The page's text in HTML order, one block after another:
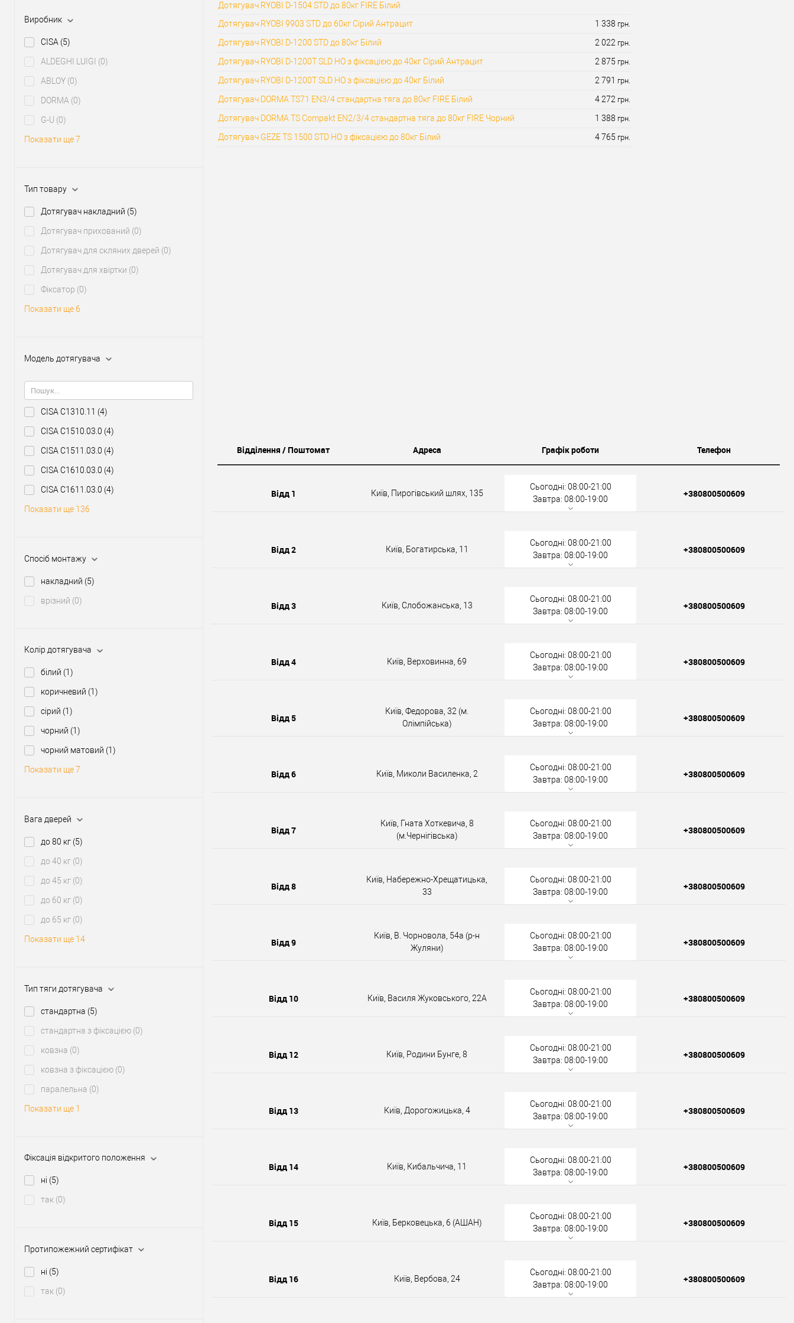
Виробник
CISA (5)
ALDEGHI LUIGI (0)
ABLOY (0)
DORMA (0)
G-U (0)
Показати ще 7
Тип товару
Дотягувач накладний (5)
Дотягувач прихований (0)
Дотягувач для скляних дверей (0)
Дотягувач для хвіртки (0)
Фіксатор (0)
Показати ще 6
Модель дотягувача
CISA C1310.11 (4)
CISA C1510.03.0 (4)
CISA C1511.03.0 (4)
CISA C1610.03.0 (4)
CISA C1611.03.0 (4)
Показати ще 136
Спосіб монтажу
накладний (5)
врізний (0)
Колір дотягувача
білий (1)
коричневий (1)
сірий (1)
чорний (1)
чорний матовий (1)
Показати ще 7
Вага дверей
до 80 кг (5)
до 40 кг (0)
до 45 кг (0)
до 60 кг (0)
до 65 кг (0)
Показати ще 14
Тип тяги дотягувача
стандартна (5)
стандартна з фіксацією (0)
ковзна (0)
ковзна з фіксацією (0)
паралельна (0)
Показати ще 1
Фіксація відкритого положення
ні (5)
так (0)
Протипожежний сертифікат
ні (5)
так (0)
Тип товару
накладний
Країна виробник
Італія
дотягувача
CISA 60470.03.0
Колір дотягувача
коричневий
Дотягувач RYOBI D-1504 STD до 80кг FIRE Білий
Дотягувач RYOBI 9903 STD до 60кг Сірий Антрацит
1 338 грн.
Дотягувач RYOBI D-1200 STD до 80кг Білий 2 022 грн.
Дотягувач RYOBI D-1200T SLD HO з фіксацією до 40кг Сірий Антрацит 2 875 грн.
Дотягувач RYOBI D-1200T SLD HO з фіксацією до 40кг Білий 2 791 грн.
Дотягувач DORMA TS71 EN3/4 стандартна тяга до 80кг FIRE Білий 4 272 грн.
Дотягувач DORMA TS Compakt EN2/3/4 стандартна тяга до 80кг FIRE Чорний 1 388 грн.
Дотягувач GEZE TS 1500 STD HO з фіксацією до 80кг Білий 4 765 грн.
Відділення / Поштомат Адреса Графік роботи Телефон
Відд 1 Київ, Пирогівський шлях, 135
Сьогодні: 08:00-21:00
Завтра: 08:00-19:00
+380800500609
Відд 2 Київ, Богатирська, 11
Сьогодні: 08:00-21:00
Завтра: 08:00-19:00
+380800500609
Відд 3 Київ, Слобожанська, 13
Сьогодні: 08:00-21:00
Завтра: 08:00-19:00
+380800500609
Відд 4 Київ, Верховинна, 69
Сьогодні: 08:00-21:00
Завтра: 08:00-19:00
+380800500609
Відд 5
Київ, Федорова, 32 (м.
Олімпійська)
Сьогодні: 08:00-21:00
Завтра: 08:00-19:00
+380800500609
Відд 6 Київ, Миколи Василенка, 2
Сьогодні: 08:00-21:00
Завтра: 08:00-19:00
+380800500609
Відд 7
Київ, Гната Хоткевича, 8
(м.Чернігівська)
Сьогодні: 08:00-21:00
Завтра: 08:00-19:00
+380800500609
Відд 8
Київ, Набережно-Хрещатицька,
33
Сьогодні: 08:00-21:00
Завтра: 08:00-19:00
+380800500609
Відд 9
Київ, В. Чорновола, 54а (р-н
Жуляни)
Сьогодні: 08:00-21:00
Завтра: 08:00-19:00
+380800500609
Відд 10 Київ, Василя Жуковського, 22А
Сьогодні: 08:00-21:00
Завтра: 08:00-19:00
+380800500609
Відд 12 Київ, Родини Бунге, 8
Сьогодні: 08:00-21:00
Завтра: 08:00-19:00
+380800500609
Відд 13 Київ, Дорогожицька, 4
Сьогодні: 08:00-21:00
Завтра: 08:00-19:00
+380800500609
Відд 14 Київ, Кибальчича, 11
Сьогодні: 08:00-21:00
Завтра: 08:00-19:00
+380800500609
Відд 15 Київ, Берковецька, 6 (АШАН)
Сьогодні: 08:00-21:00
Завтра: 08:00-19:00
+380800500609
Відд 16 Київ, Вербова, 24
Сьогодні: 08:00-21:00
Завтра: 08:00-19:00
+380800500609